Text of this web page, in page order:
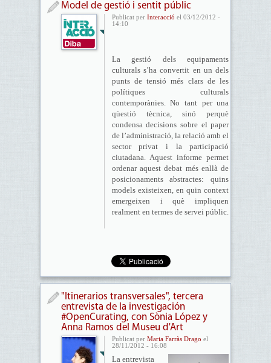
Model de gestió i sentit públic
Publicat per Interacció el 03/12/2012 -
14:10
La gestió dels equipaments
culturals s’ha convertit en un dels
punts de tensió més clars de les
polítiques culturals
contemporànies. No tant per una
qüestió tècnica, sinó perquè
condensa decisions sobre el paper
de l’administració, la relació amb el
sector privat i la participació
ciutadana. Aquest informe permet
ordenar aquest debat més enllà de
posicionaments abstractes: quins
models existeixen, en quin context
emergeixen i què impliquen
realment en termes de servei públic.
"Itinerarios transversales", tercera
entrevista de la investigación
#OpenCurating, con Sònia López y
Anna Ramos del Museu d'Art
Publicat per Maria Farràs Drago el
28/11/2012 - 16:08
La entrevista